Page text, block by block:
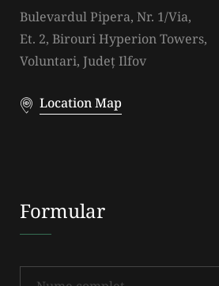
Bulevardul Pipera, Nr. 1/Via,
Et. 2, Birouri Hyperion Towers,
Voluntari, Județ Ilfov
Location Map
Formular